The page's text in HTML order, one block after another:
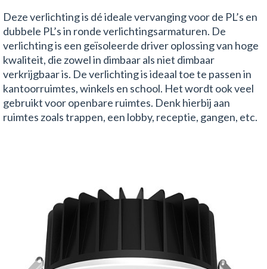
Deze verlichting is dé ideale vervanging voor de PL’s en
dubbele PL’s in ronde verlichtingsarmaturen. De
verlichting is een geïsoleerde driver oplossing van hoge
kwaliteit, die zowel in dimbaar als niet dimbaar
verkrijgbaar is. De verlichting is ideaal toe te passen in
kantoorruimtes, winkels en school. Het wordt ook veel
gebruikt voor openbare ruimtes. Denk hierbij aan
ruimtes zoals trappen, een lobby, receptie, gangen, etc.